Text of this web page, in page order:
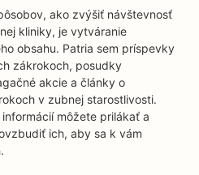
ako zvýšiť návštevnosť
kliniky, je vytváranie
obsahu. Patria sem príspevky
zákrokoch, posudky
akcie a články o
v zubnej starostlivosti.
môžete prilákať a
ich, aby sa k vám